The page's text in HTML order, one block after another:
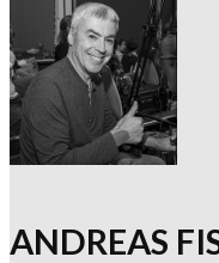
ANDREAS